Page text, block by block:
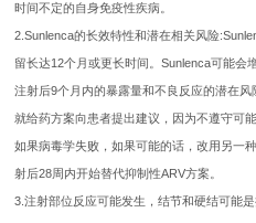
时间不定的自身免疫性疾病。
2.Sunlenca的长效特性和潜在相关风险
留长达12个月或更长时间。Sunlenca可能会
注射后9个月内的暴露量和不良反应的潜在风
就给药方案向患者提出建议，因为不遵守可
如果病毒学失败，如果可能的话，改用另一
射后28周内开始替代抑制性ARV方案。
3.注射部位反应可能发生，结节和硬结可能是